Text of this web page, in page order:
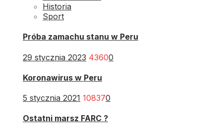
Historia
Sport
Próba zamachu stanu w Peru
29 stycznia 2023 43600
Koronawirus w Peru
5 stycznia 2021 108370
Ostatni marsz FARC ?